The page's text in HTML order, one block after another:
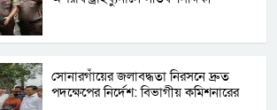
সোনারগাঁয়ের জলাবদ্ধতা নিরসনে দ্রুত
পদক্ষেপের নির্দেশ: বিভাগীয় কমিশনারের